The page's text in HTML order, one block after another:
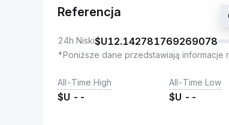
Referencja
24h Niski$U12.142781769269078
*Poniższe dane przedstawiają informacje
All-Time High
$U --
All-Time Low
$U --